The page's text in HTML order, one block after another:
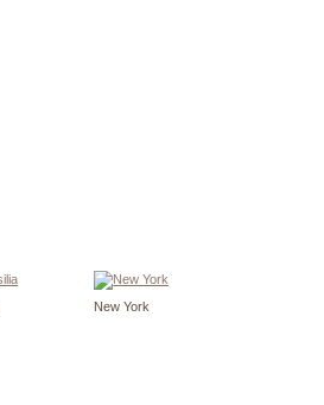
New York